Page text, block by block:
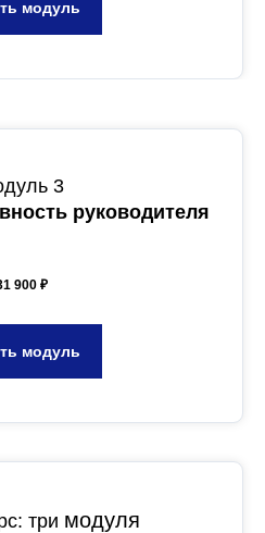
модуль
3
руководителя
900 ₽
модуль
три модуля